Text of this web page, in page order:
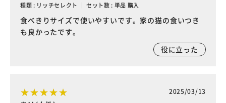
種類 : リッチセレクト ｜ セット数 : 単品 購入
食べきりサイズで使いやすいです。家の猫の食いつき
も良かったです。
役に立った
2025/03/13